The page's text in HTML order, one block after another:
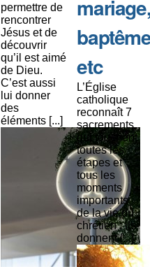
permettre de
rencontrer
Jésus et de
découvrir
qu’il est aimé
de Dieu.
C’est aussi
lui donner
des
éléments [...]
etc
L’Église
catholique
reconnaît 7
sacrements
qui touchent
toutes les
étapes et
tous les
moments
importants
de la vie du
chrétien : ils
donnent [...]